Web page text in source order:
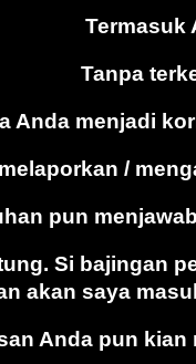
Termasuk
Tanpa
Anda menjadi
/
pun
Si bajingan
akan saya
Anda pun kian